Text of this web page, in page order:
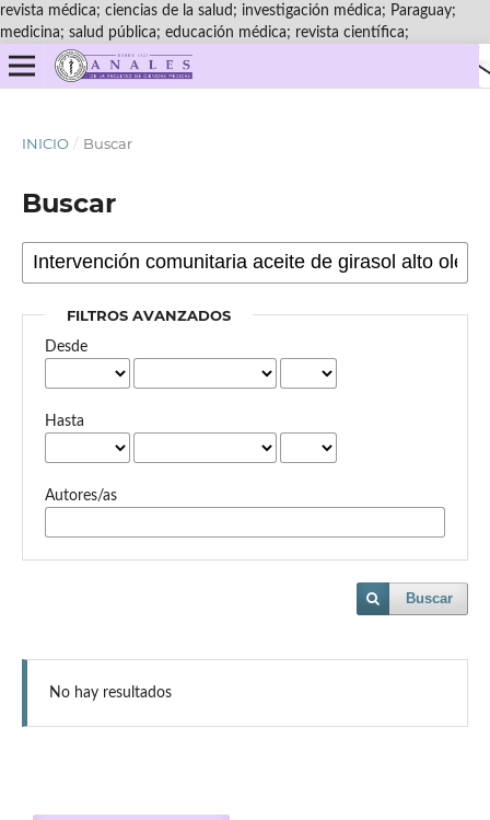
revista médica; ciencias de la salud; investigación médica; Paraguay;
medicina; salud pública; educación médica; revista científica;
INICIO / Buscar
Buscar
FILTROS AVANZADOS
Desde
Hasta
Autores/as
Buscar
No hay resultados